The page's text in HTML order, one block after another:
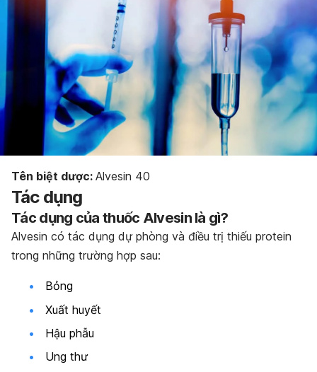
Tên biệt dược: Alvesin 40
Tác dụng
Tác dụng của thuốc Alvesin là gì?
Alvesin có tác dụng dự phòng và điều trị thiếu protein
trong những trường hợp sau:
Bỏng
Xuất huyết
Hậu phẫu
Ung thư